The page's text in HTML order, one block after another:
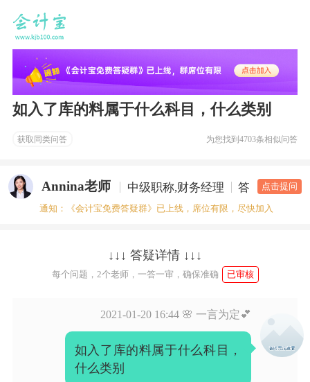
如入了库的料属于什么科目，什么类别
获取同类问答 为您找到4703条相似问答
Annina老师 中级职称,财务经理 答疑老师
点击提问
通知：《会计宝免费答疑群》已上线，席位有限，尽快加入
↓↓↓ 答疑详情 ↓↓↓
每个问题，2个老师，一答一审，确保准确 已审核
2021-01-20 16:44 🌸 一言为定💕
如入了库的料属于什么科目，
什么类别